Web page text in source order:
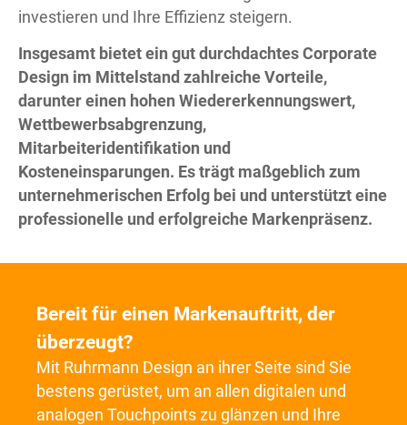
investieren und Ihre Effizienz steigern.
Insgesamt bietet ein gut durchdachtes Corporate
Design im Mittelstand zahlreiche Vorteile,
darunter einen hohen Wiedererkennungswert,
Wettbewerbsabgrenzung,
Mitarbeiteridentifikation und
Kosteneinsparungen. Es trägt maßgeblich zum
unternehmerischen Erfolg bei und unterstützt eine
professionelle und erfolgreiche Markenpräsenz.
Bereit für einen Markenauftritt, der
überzeugt?
Mit Ruhrmann Design an ihrer Seite sind Sie
bestens gerüstet, um an allen digitalen und
analogen Touchpoints zu glänzen und Ihre